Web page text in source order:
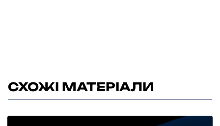
СХОЖІ МАТЕРІАЛИ